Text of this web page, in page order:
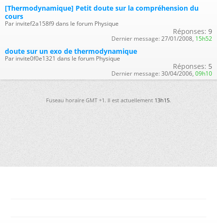
[Thermodynamique] Petit doute sur la compréhension du
cours
Par invitef2a158f9 dans le forum Physique
Réponses: 9
Dernier message: 27/01/2008, 15h52
doute sur un exo de thermodynamique
Par invite0f0e1321 dans le forum Physique
Réponses: 5
Dernier message: 30/04/2006, 09h10
Fuseau horaire GMT +1. Il est actuellement13h15.